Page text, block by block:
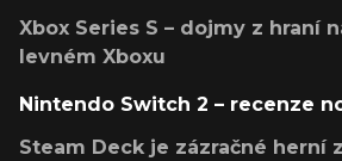
Xbox Series S – dojmy z hraní
levném Xboxu
Nintendo Switch 2 – recenze
Steam Deck je zázračné herní